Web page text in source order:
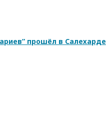
прошёл в Салехарде